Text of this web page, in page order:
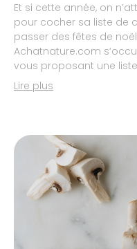
Et si cette année, on
pour cocher sa liste de
passer des fêtes de
Achatnature.com
vous proposant une
Lire plus